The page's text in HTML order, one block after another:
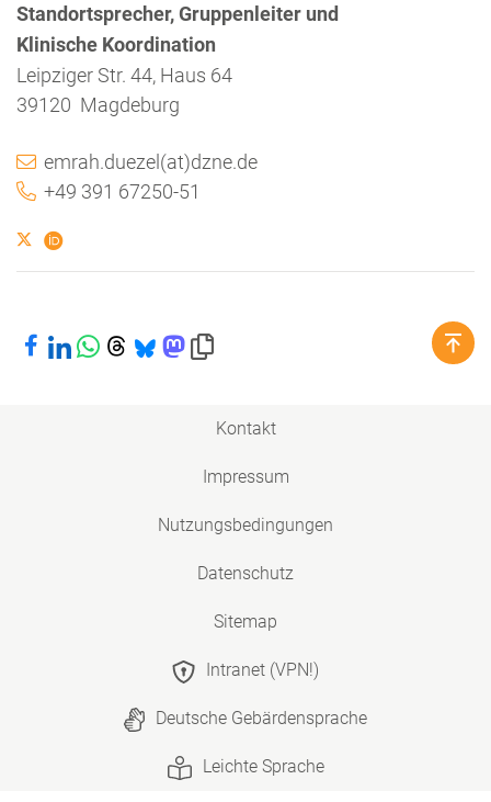
Standortsprecher, Gruppenleiter und
Klinische Koordination
Leipziger Str. 44, Haus 64
39120 Magdeburg
emrah.duezel(at)dzne.de
+49 391 67250-51
Bei Facebook teilen
Bei LinkedIn teilen
Bei WhatsApp teilen
Bei Threads teilen
Bei Bluesky teilen
Bei Mastodon teilen
Link in die Zwischenablage kopieren
Kontakt
Impressum
Nutzungsbedingungen
Datenschutz
Sitemap
Intranet (VPN!)
Deutsche Gebärdensprache
Leichte Sprache